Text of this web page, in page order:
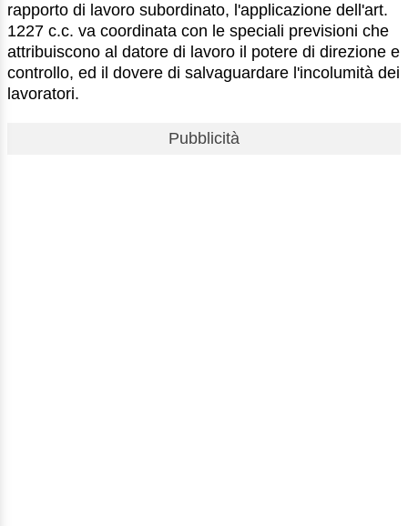
rapporto di lavoro subordinato, l'applicazione dell'art.
1227 c.c. va coordinata con le speciali previsioni che
attribuiscono al datore di lavoro il potere di direzione e
controllo, ed il dovere di salvaguardare l'incolumità dei
lavoratori.
Pubblicità